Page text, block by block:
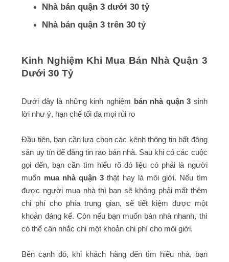
Nhà bán quận 3 dưới 30 tỷ
Nhà bán quận 3 trên 30 tỷ
Kinh Nghiệm Khi Mua Bán Nhà Quận 3
Dưới 30 Tỷ
Dưới đây là những kinh nghiệm bán nhà quận 3 sinh
lời như ý, hạn chế tối đa mọi rủi ro
Đầu tiên, bạn cần lựa chọn các kênh thông tin bất động
sản uy tín để đăng tin rao bán nhà. Sau khi có các cuộc
gọi đến, bạn cần tìm hiểu rõ đó liệu có phải là người
muốn mua nhà quận 3 thật hay là môi giới. Nếu tìm
được người mua nhà thì bạn sẽ không phải mất thêm
chi phí cho phía trung gian, sẽ tiết kiệm được một
khoản đáng kể. Còn nếu bạn muốn bán nhà nhanh, thì
có thể cân nhắc chi một khoản chi phí cho môi giới.
Bên cạnh đó, khi khách hàng đến tìm hiểu nhà, bạn